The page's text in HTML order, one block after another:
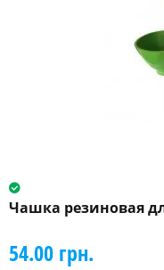
Чашка резиновая
54.00 грн.